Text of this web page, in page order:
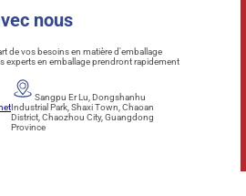
nous
de vos besoins en matière d'emballage
experts en emballage prendront rapidement
Sangpu Er Lu, Dongshanhu
Industrial Park, Shaxi Town, Chaoan
District, Chaozhou City, Guangdong
Province